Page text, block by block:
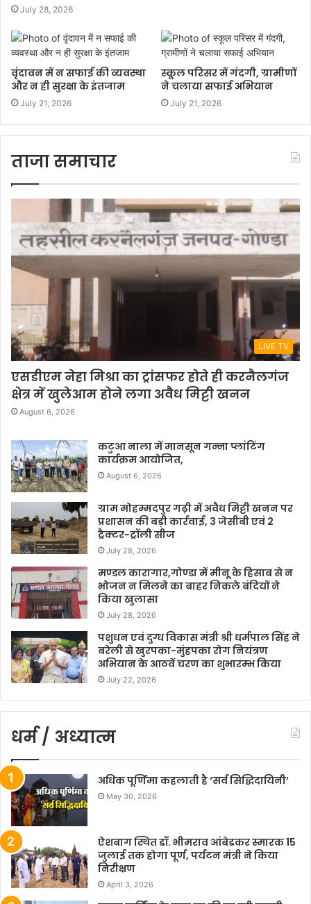
July 28, 2026
वृंदावन में न सफाई की व्यवस्था
और न ही सुरक्षा के इंतजाम
July 21, 2026
स्कूल परिसर में गंदगी, ग्रामीणों
ने चलाया सफाई अभियान
July 21, 2026
ताजा समाचार
LIVE TV
एसडीएम नेहा मिश्रा का ट्रांसफर होते ही करनैलगंज
क्षेत्र में खुलेआम होने लगा अवैध मिट्टी खनन
August 6, 2026
कटुआ नाला में मानसून गन्ना प्लांटिंग
कार्यक्रम आयोजित,
August 6, 2026
ग्राम मोहम्मदपुर गढ़ी में अवैध मिट्टी खनन पर
प्रशासन की बड़ी कार्रवाई, 3 जेसीबी एवं 2
ट्रैक्टर-ट्रॉली सीज
July 28, 2026
मण्डल कारागार,गोण्डा में मीनू के हिसाब से न
भोजन न मिलने का बाहर निकले बंदियों ने
किया खुलासा
July 28, 2026
पशुधन एवं दुग्ध विकास मंत्री श्री धर्मपाल सिंह ने
बरेली से खुरपका-मुंहपका रोग नियंत्रण
अभियान के आठवें चरण का शुभारम्भ किया
July 22, 2026
धर्म / अध्यात्म
अधिक पूर्णिमा कहलाती है ‘सर्व सिद्धिदायिनी’
May 30, 2026
ऐशबाग स्थित डॉ. भीमराव आंबेडकर स्मारक 15
जुलाई तक होगा पूर्ण, पर्यटन मंत्री ने किया
निरीक्षण
April 3, 2026